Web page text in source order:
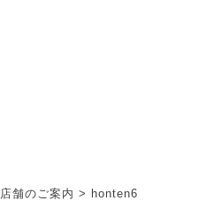
店舗のご案内 > honten6